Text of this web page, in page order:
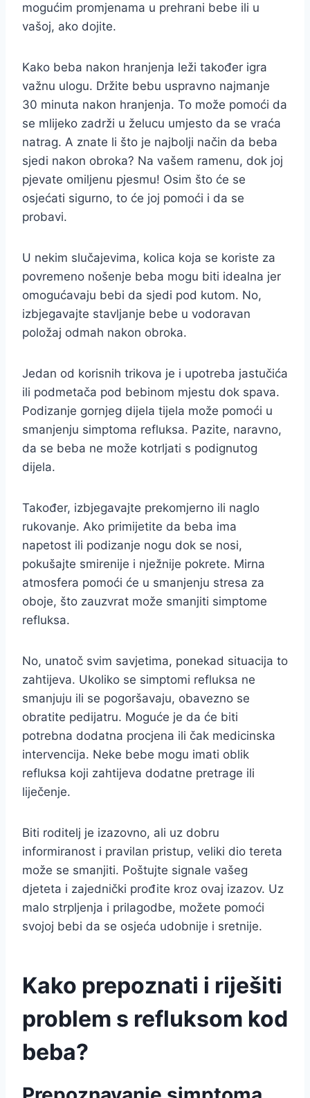
mogućim promjenama u prehrani bebe ili u
vašoj, ako dojite.
Kako beba nakon hranjenja leži također igra
važnu ulogu. Držite bebu uspravno najmanje
30 minuta nakon hranjenja. To može pomoći da
se mlijeko zadrži u želucu umjesto da se vraća
natrag. A znate li što je najbolji način da beba
sjedi nakon obroka? Na vašem ramenu, dok joj
pjevate omiljenu pjesmu! Osim što će se
osjećati sigurno, to će joj pomoći i da se
probavi.
U nekim slučajevima, kolica koja se koriste za
povremeno nošenje beba mogu biti idealna jer
omogućavaju bebi da sjedi pod kutom. No,
izbjegavajte stavljanje bebe u vodoravan
položaj odmah nakon obroka.
Jedan od korisnih trikova je i upotreba jastučića
ili podmetača pod bebinom mjestu dok spava.
Podizanje gornjeg dijela tijela može pomoći u
smanjenju simptoma refluksa. Pazite, naravno,
da se beba ne može kotrljati s podignutog
dijela.
Također, izbjegavajte prekomjerno ili naglo
rukovanje. Ako primijetite da beba ima
napetost ili podizanje nogu dok se nosi,
pokušajte smirenije i nježnije pokrete. Mirna
atmosfera pomoći će u smanjenju stresa za
oboje, što zauzvrat može smanjiti simptome
refluksa.
No, unatoč svim savjetima, ponekad situacija to
zahtijeva. Ukoliko se simptomi refluksa ne
smanjuju ili se pogoršavaju, obavezno se
obratite pedijatru. Moguće je da će biti
potrebna dodatna procjena ili čak medicinska
intervencija. Neke bebe mogu imati oblik
refluksa koji zahtijeva dodatne pretrage ili
liječenje.
Biti roditelj je izazovno, ali uz dobru
informiranost i pravilan pristup, veliki dio tereta
može se smanjiti. Poštujte signale vašeg
djeteta i zajednički prođite kroz ovaj izazov. Uz
malo strpljenja i prilagodbe, možete pomoći
svojoj bebi da se osjeća udobnije i sretnije.
Kako prepoznati i riješiti
problem s refluksom kod
beba?